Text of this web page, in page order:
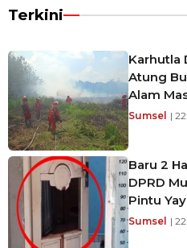
Terkini
Karhutla
Atung
Alam
Sumsel |
Baru 2
DPRD
Pintu
Sumsel |